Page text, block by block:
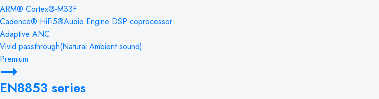
ARM® Cortex®-M33F
Cadence® HiFi5®Audio Engine DSP coprocessor
Adaptive ANC
Vivid passthrough(Natural Ambient sound)
Premium
EN8853 series